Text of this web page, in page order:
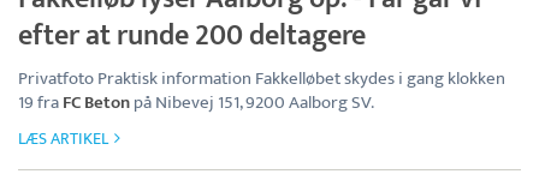
efter at runde 200 deltagere
Privatfoto Praktisk information Fakkelløbet skydes i gang klokken
19 fraFC Betonpå Nibevej 151, 9200 Aalborg SV.
LÆS ARTIKEL